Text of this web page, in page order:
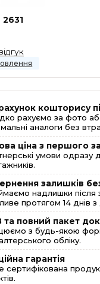
2631
кошторису
рахуємо за фото
аналоги без
ціна з першого
умови одразу
залишків
надлишки після
протягом 14 днів
повний пакет
з будь-якою
обліку.
гарантія
сертифікована